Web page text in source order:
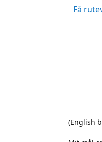
Få
(English